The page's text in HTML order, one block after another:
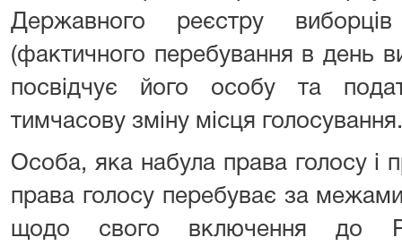
Державного реєстру
(фактичного перебування в день
посвідчує його особу та
тимчасову зміну місця голосування.
Особа, яка набула права голосу і
права голосу перебуває за
щодо свого включення до